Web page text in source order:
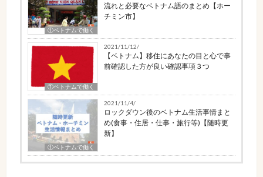
①ベトナムで働く
流れと必要なベトナム語のまとめ【ホー
チミン市】
①ベトナムで働く
2021/11/12/
【ベトナム】移住にあなたの目と心で事
前確認した方が良い確認事項３つ
①ベトナムで働く
2021/11/4/
ロックダウン後のベトナム生活事情まと
め(食事・住居・仕事・旅行等)【随時更
新】